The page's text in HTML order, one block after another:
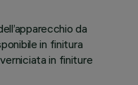
da
in finitura
in finiture